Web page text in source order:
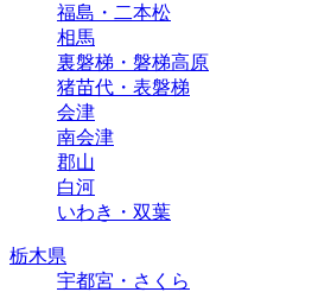
福島・二本松
相馬
裏磐梯・磐梯高原
猪苗代・表磐梯
会津
南会津
郡山
白河
いわき・双葉
栃木県
宇都宮・さくら